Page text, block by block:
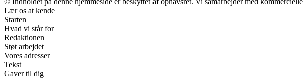
© Indholdet på denne hjemmeside er beskyttet af ophavsret. Vi samarbejder med
Lær os at kende
Starten
Hvad vi står for
Redaktionen
Støt arbejdet
Vores adresser
Tekst
Gaver til dig